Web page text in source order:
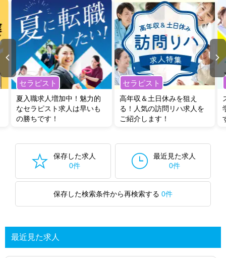
セラピスト
夏入職求人増加中！魅力的
なセラピスト求人は早いも
の勝ちです！
セラピスト
高年収＆土日休みを狙え
る！人気の訪問リハ求人を
ご紹介します！
保存した求人
0件
最近見た求人
0件
保存した検索条件から再検索する 0件
最近見た求人